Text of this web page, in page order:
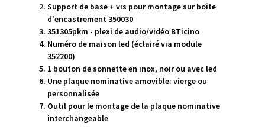
Support de base + vis pour montage sur boîte
d'encastrement 350030
351305pkm - plexi de audio/vidéo BTicino
Numéro de maison led (éclairé via module
352200)
1 bouton de sonnette en inox, noir ou avec led
Une plaque nominative amovible: vierge ou
personnalisée
Outil pour le montage de la plaque nominative
interchangeable